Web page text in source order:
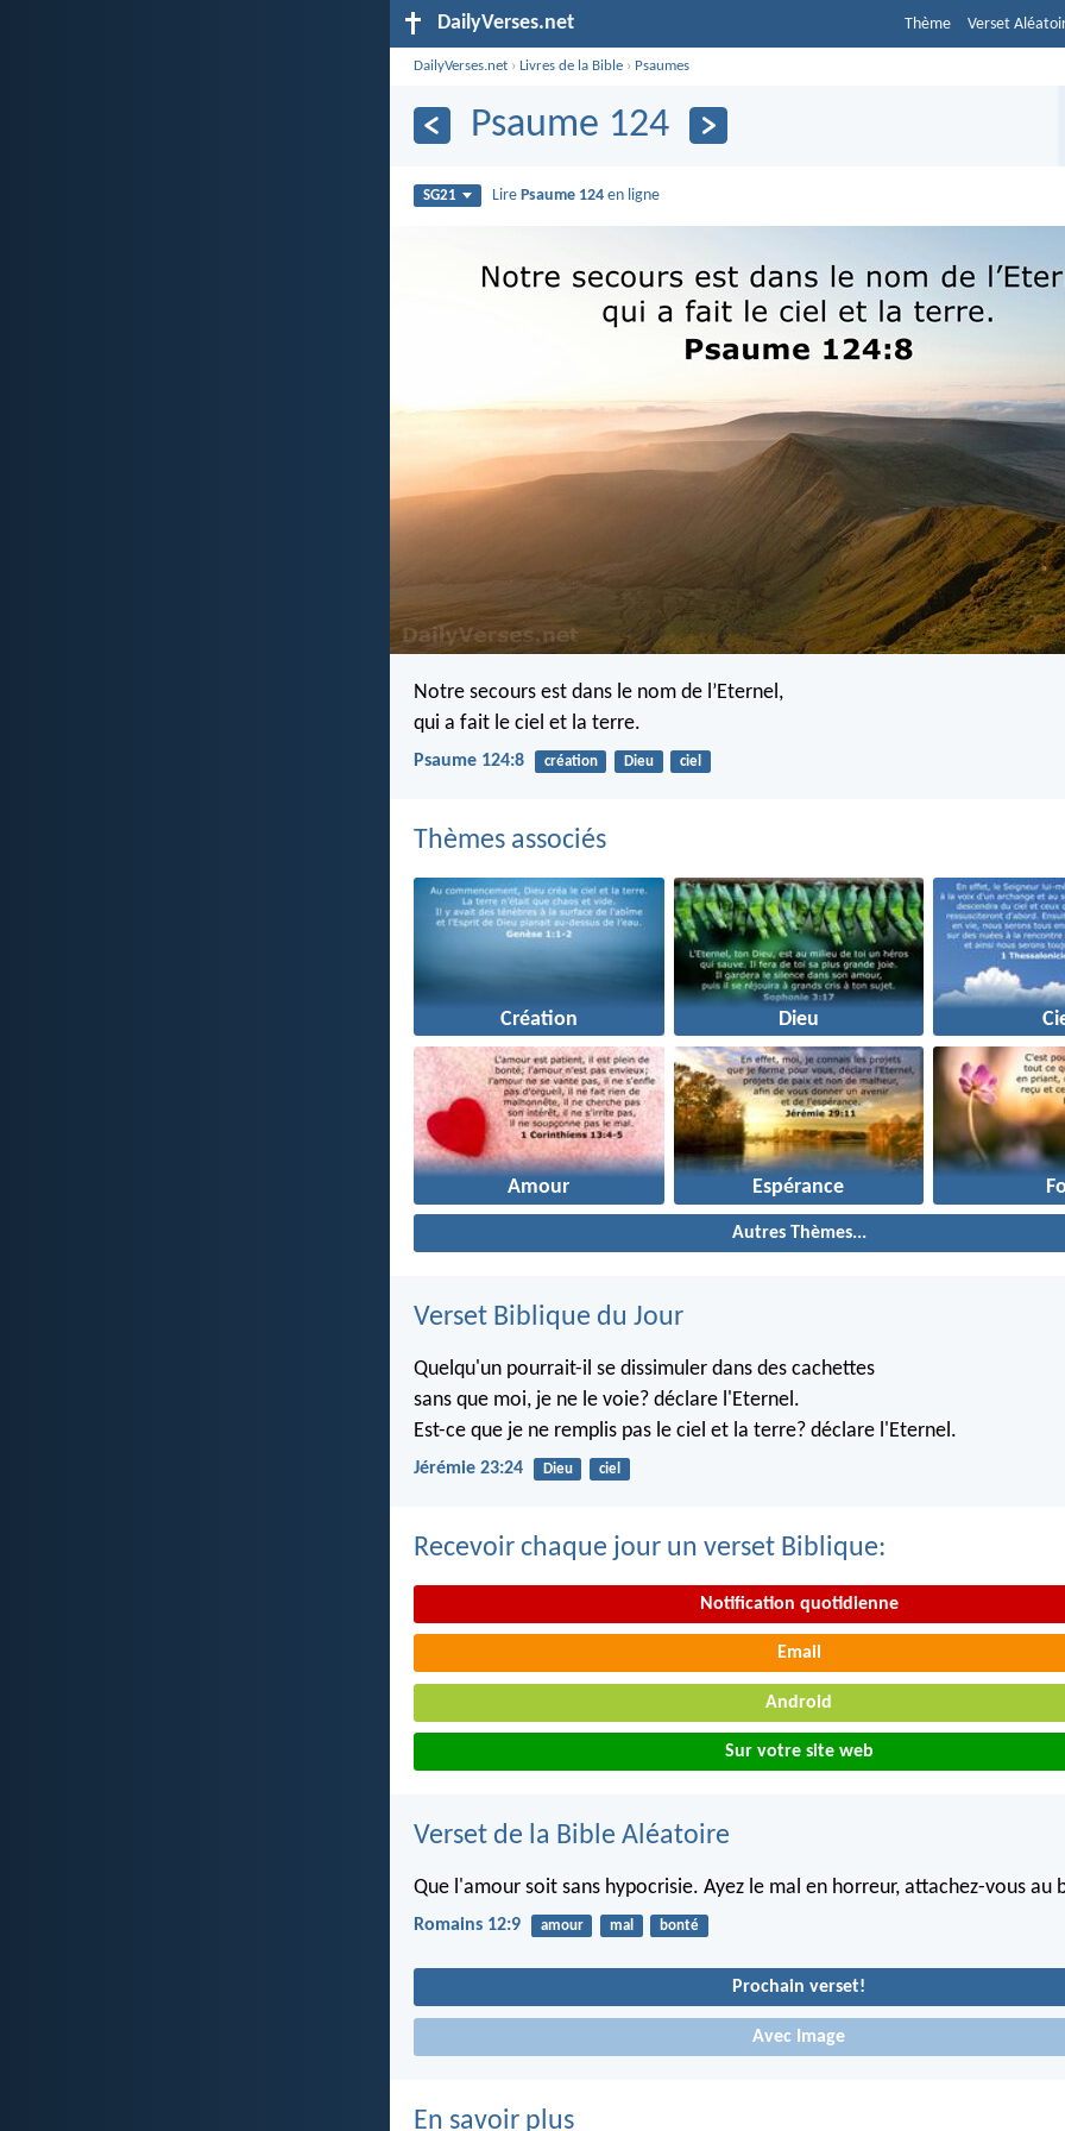
DailyVerses.net Thème Verset
DailyVerses.net ›Livres de la Bible › Psaumes
Psaume 124
SG21 Lire Psaume 124 en ligne
Notre secours est dans le nom de l’Eternel,
qui a fait le ciel et la terre.
Psaume 124:8 création Dieu ciel
Thèmes associés
Création Dieu
Amour Espérance
Autres Thèmes...
Verset Biblique du Jour
Quelqu'un pourrait-il se dissimuler dans des cachettes
sans que moi, je ne le voie? déclare l'Eternel.
Est-ce que je ne remplis pas le ciel et la terre? déclare l'Eternel.
Jérémie 23:24 Dieu ciel
Recevoir chaque jour un verset Biblique:
Notification quotidienne
Email
Android
Sur votre site web
Verset de la Bible Aléatoire
Que l'amour soit sans hypocrisie. Ayez le mal en horreur, attachez-vous au
Romains 12:9 amour mal bonté
Prochain verset!
Avec Image
En savoir plus